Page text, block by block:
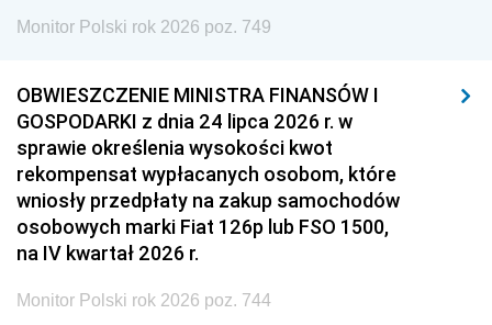
Monitor Polski rok 2026 poz. 749
OBWIESZCZENIE MINISTRA FINANSÓW I
GOSPODARKI z dnia 24 lipca 2026 r. w
sprawie określenia wysokości kwot
rekompensat wypłacanych osobom, które
wniosły przedpłaty na zakup samochodów
osobowych marki Fiat 126p lub FSO 1500,
na IV kwartał 2026 r.
Monitor Polski rok 2026 poz. 744